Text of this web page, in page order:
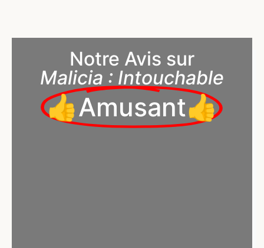
Notre Avis sur
Malicia : Intouchable
👍Amusant👍